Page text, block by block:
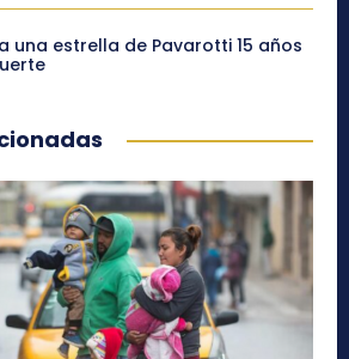
una estrella de Pavarotti 15 años